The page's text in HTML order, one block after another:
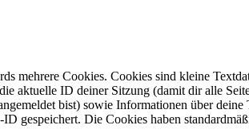
mehrere Cookies. Cookies sind kleine
aktuelle ID deiner Sitzung (damit dir alle
bist) sowie Informationen über
gespeichert. Die Cookies haben